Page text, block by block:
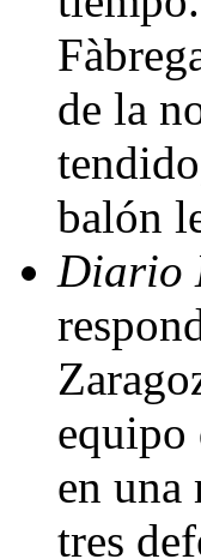
de la
balón
Diario
en una
tres